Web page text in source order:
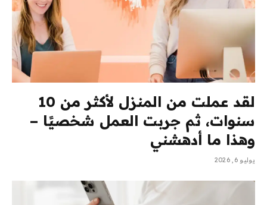
لقد عملت من المنزل لأكثر من 10
سنوات، ثم جربت العمل شخصيًا –
وهذا ما أدهشني
يوليو 6, 2026